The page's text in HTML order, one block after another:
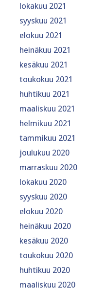
lokakuu 2021
syyskuu 2021
elokuu 2021
heinäkuu 2021
kesäkuu 2021
toukokuu 2021
huhtikuu 2021
maaliskuu 2021
helmikuu 2021
tammikuu 2021
joulukuu 2020
marraskuu 2020
lokakuu 2020
syyskuu 2020
elokuu 2020
heinäkuu 2020
kesäkuu 2020
toukokuu 2020
huhtikuu 2020
maaliskuu 2020